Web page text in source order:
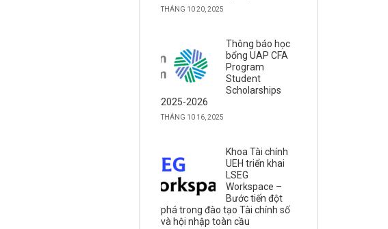
THÁNG 10 20, 2025
Thông báo học
bổng UAP CFA
Program
Student
Scholarships
2025-2026
THÁNG 10 16, 2025
Khoa Tài chính
UEH triển khai
LSEG
Workspace –
Bước tiến đột
phá trong đào tạo Tài chính số
và hội nhập toàn cầu